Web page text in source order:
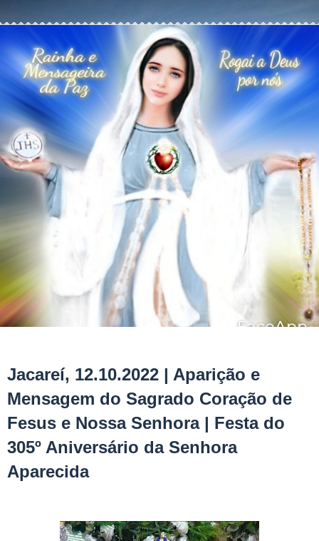
Jacareí, 12.10.2022 | Aparição e
Mensagem do Sagrado Coração de
Fesus e Nossa Senhora | Festa do
305º Aniversário da Senhora
Aparecida